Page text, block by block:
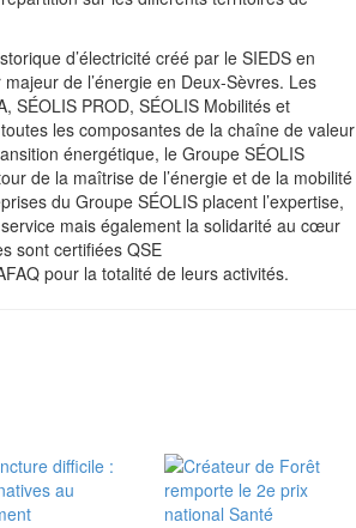
d’électricité créé par le SIEDS en
de l’énergie en Deux-Sèvres. Les
SÉOLIS PROD, SÉOLIS Mobilités et
les composantes de la chaîne de valeur
énergétique, le Groupe SÉOLIS
de la maîtrise de l’énergie et de la mobilité
du Groupe SÉOLIS placent l’expertise,
mais également la solidarité au cœur
sont certifiées QSE
pour la totalité de leurs activités.